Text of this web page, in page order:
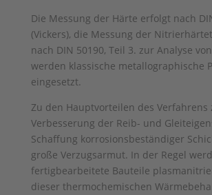
Die Messung der Härte erfolgt nach
(Vickers), die Messung der
nach DIN 50190, Teil 3. zur Analyse
werden klassische metallographische
eingesetzt.
Zu den Hauptvorteilen des Verfahrens
Verbesserung der Reib- und
Schaffung korrosionsbeständiger
große Verzugsarmut. In der Regel
fertigbearbeitete Bauteile
dieser thermochemischen